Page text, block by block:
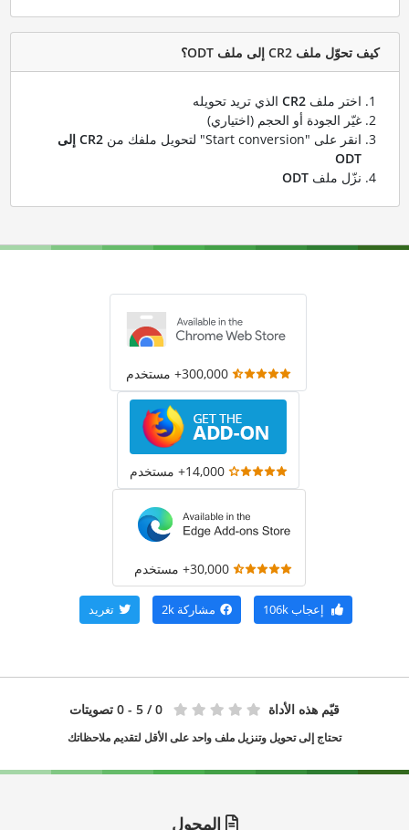
كيف تحوّل ملف CR2 إلى ملف ODT؟
اختر ملف CR2الذي تريد تحويله
غيّر الجودة أو الحجم (اختياري)
انقر على "Start conversion" لتحويل ملفك من
CR2 إلى
ODT
نزّل ملف ODT
300,000+ مستخدم
14,000+ مستخدم
30,000+ مستخدم
إعجاب106k مشاركة 2k تغريد
قيّم هذه الأداة 0 / 5 - 0 تصويتات
تحتاج إلى تحويل وتنزيل ملف واحد على الأقل لتقديم ملاحظاتك
المحول